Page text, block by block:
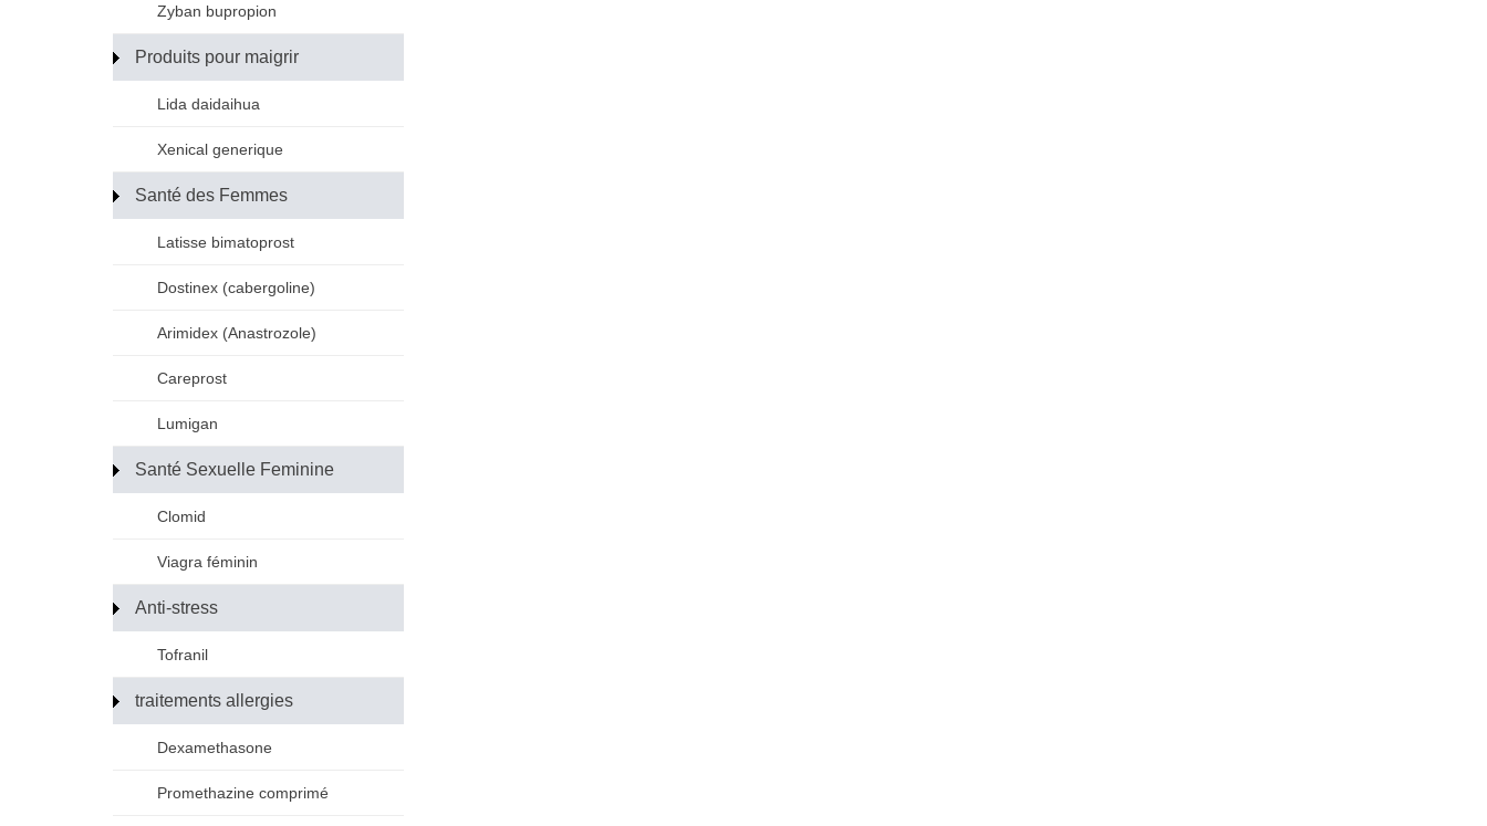
Zyban bupropion
Produits pour maigrir
Lida daidaihua
Xenical generique
Santé des Femmes
Latisse bimatoprost
Dostinex (cabergoline)
Arimidex (Anastrozole)
Careprost
Lumigan
Santé Sexuelle Feminine
Clomid
Viagra féminin
Anti-stress
Tofranil
traitements allergies
Dexamethasone
Promethazine comprimé